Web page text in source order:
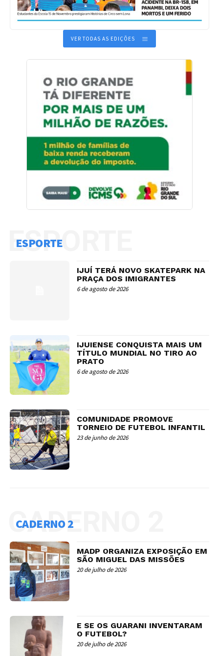
VER TODAS AS EDIÇÕES
ESPORTE
ESPORTE
IJUÍ TERÁ NOVO SKATEPARK NA
PRAÇA DOS IMIGRANTES
6 de agosto de 2026
IJUIENSE CONQUISTA MAIS UM
TÍTULO MUNDIAL NO TIRO AO
PRATO
6 de agosto de 2026
COMUNIDADE PROMOVE
TORNEIO DE FUTEBOL INFANTIL
23 de junho de 2026
CADERNO 2
CADERNO 2
MADP ORGANIZA EXPOSIÇÃO EM
SÃO MIGUEL DAS MISSÕES
20 de julho de 2026
E SE OS GUARANI INVENTARAM
O FUTEBOL?
20 de julho de 2026